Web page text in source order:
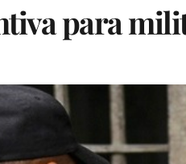
para